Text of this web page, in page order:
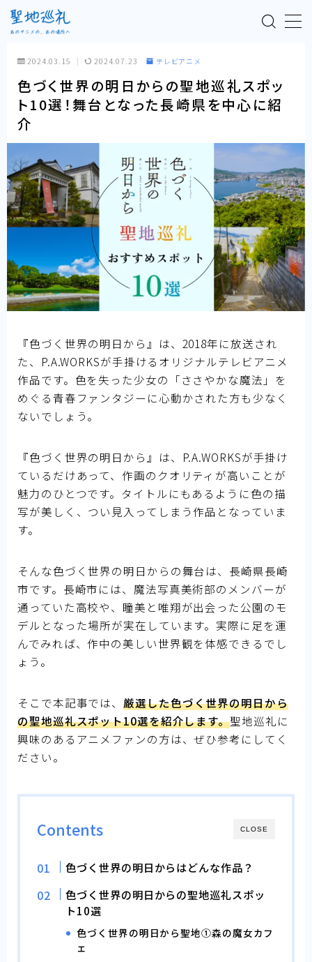
TOP
聖地巡礼とは
漫画アニメ
アニメ映画
ラノベアニメ
2024.03.15 2024.07.23 テレビアニメ
色づく世界の明日からの聖地巡礼スポッ
ト10選！舞台となった長崎県を中心に紹
介
『色づく世界の明日から』は、2018年に放送され
た、P.A.WORKSが手掛けるオリジナルテレビアニメ
作品です。色を失った少女の「ささやかな魔法」を
めぐる青春ファンタジーに心動かされた方も少なく
ないでしょう。
『色づく世界の明日から』は、P.A.WORKSが手掛け
ているだけあって、作画のクオリティが高いことが
魅力のひとつです。タイトルにもあるように色の描
写が美しく、つい見入ってしまう作品となっていま
す。
そんな色づく世界の明日からの舞台は、長崎県長崎
市です。長崎市には、魔法写真美術部のメンバーが
通っていた高校や、瞳美と唯翔が出会った公園のモ
デルとなった場所が実在しています。実際に足を運
んでみれば、作中の美しい世界観を体感できるでし
ょう。
そこで本記事では、厳選した色づく世界の明日から
の聖地巡礼スポット10選を紹介します。聖地巡礼に
興味のあるアニメファンの方は、ぜひ参考にしてく
ださい。
CLOSE
Contents
色づく世界の明日からはどんな作品？
色づく世界の明日からの聖地巡礼スポッ
ト10選
色づく世界の明日から聖地①森の魔女カフ
ェ